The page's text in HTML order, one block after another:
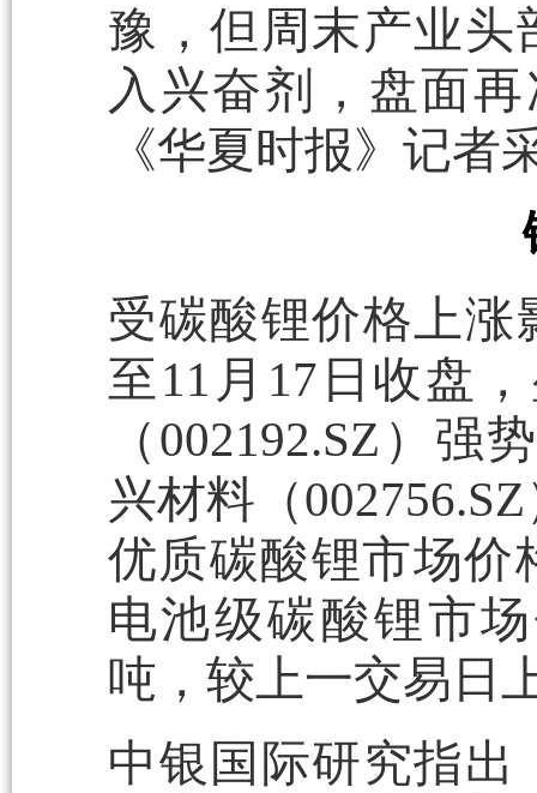
豫，但周末产业头
入兴奋剂，盘面
《华夏时报》记者
受碳酸锂价格上
至11月17日收盘
（002192.SZ）强
兴材料（
优质碳酸锂市场价
电池级碳酸锂市
吨，较上一交易日
中银国际研究指